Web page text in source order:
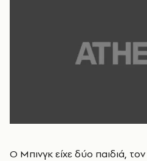
Ο Μπινγκ είχε δύο παιδιά,